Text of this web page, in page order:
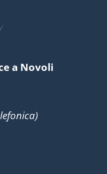
a Novoli